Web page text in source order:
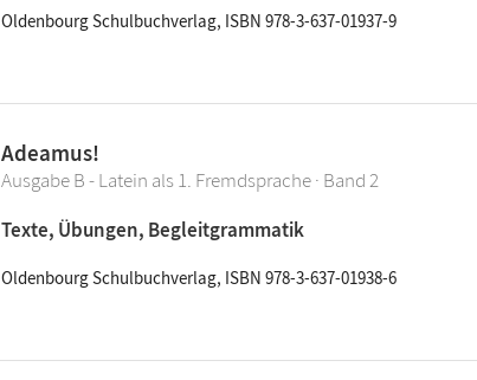
Oldenbourg Schulbuchverlag, ISBN 978-3-637-01937-9
Adeamus!
Ausgabe B - Latein als 1. Fremdsprache · Band 2
Texte, Übungen, Begleitgrammatik
Oldenbourg Schulbuchverlag, ISBN 978-3-637-01938-6